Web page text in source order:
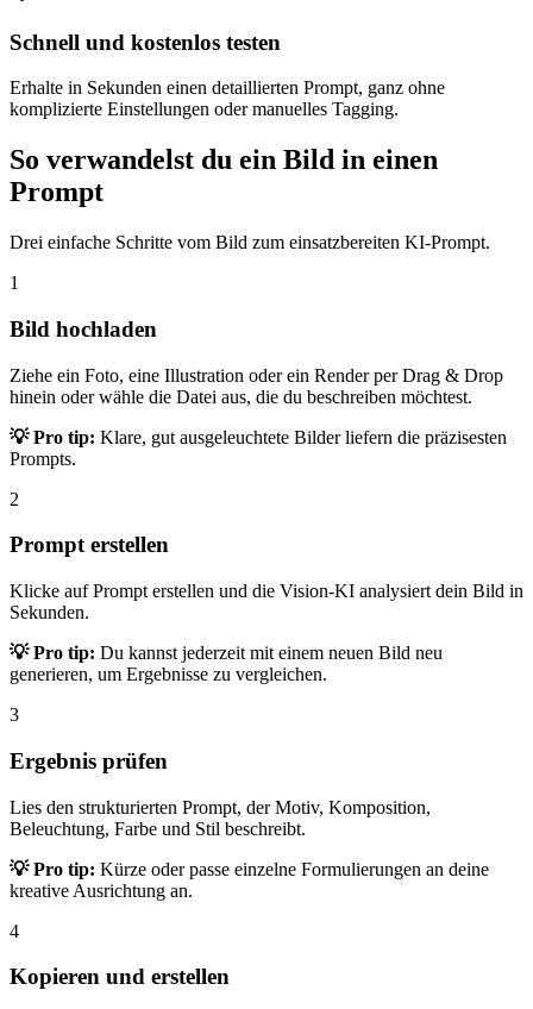
Schnell und kostenlos testen
Erhalte in Sekunden einen detaillierten Prompt, ganz ohne
komplizierte Einstellungen oder manuelles Tagging.
So verwandelst du ein Bild in einen
Prompt
Drei einfache Schritte vom Bild zum einsatzbereiten KI-Prompt.
1
Bild hochladen
Ziehe ein Foto, eine Illustration oder ein Render per Drag & Drop
hinein oder wähle die Datei aus, die du beschreiben möchtest.
💡 Pro tip: Klare, gut ausgeleuchtete Bilder liefern die präzisesten
Prompts.
2
Prompt erstellen
Klicke auf Prompt erstellen und die Vision-KI analysiert dein Bild in
Sekunden.
💡 Pro tip: Du kannst jederzeit mit einem neuen Bild neu
generieren, um Ergebnisse zu vergleichen.
3
Ergebnis prüfen
Lies den strukturierten Prompt, der Motiv, Komposition,
Beleuchtung, Farbe und Stil beschreibt.
💡 Pro tip: Kürze oder passe einzelne Formulierungen an deine
kreative Ausrichtung an.
4
Kopieren und erstellen